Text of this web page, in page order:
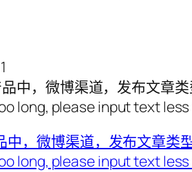
中，微博渠道，发布文章
long, please input text